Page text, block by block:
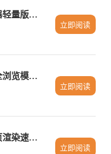
谷歌Chrome浏览器轻量版快速获取与安装步骤
立即阅读
Chrome浏览器安全浏览模式详细介绍
立即阅读
Chrome浏览器网页渲染速度优化指南
立即阅读